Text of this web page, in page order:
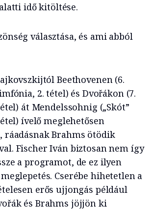
idő kitöltése.
választása, és ami abból
Beethovenen (6.
2. tétel) és Dvořákon (7.
át Mendelssohnig („Skót”
ívelő meglehetősen
ráadásnak Brahms ötödik
Fischer Iván biztosan nem így
a programot, de ez ilyen
Cserébe hihetetlen a
erős ujjongás például
és Brahms jöjjön ki